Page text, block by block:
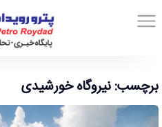
برچسب: نیروگاه خورشیدی